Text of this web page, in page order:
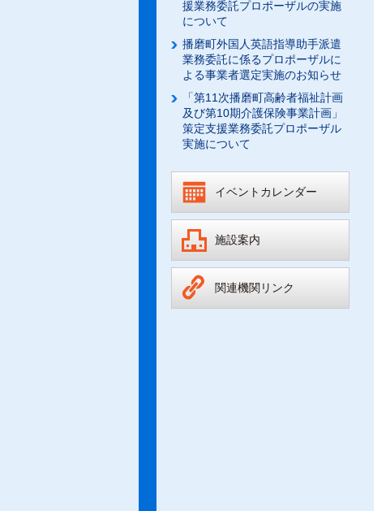
援業務委託プロポーザルの実施
について
播磨町外国人英語指導助手派遣
業務委託に係るプロポーザルに
よる事業者選定実施のお知らせ
「第11次播磨町高齢者福祉計画
及び第10期介護保険事業計画」
策定支援業務委託プロポーザル
実施について
イベントカレンダー
施設案内
関連機関リンク